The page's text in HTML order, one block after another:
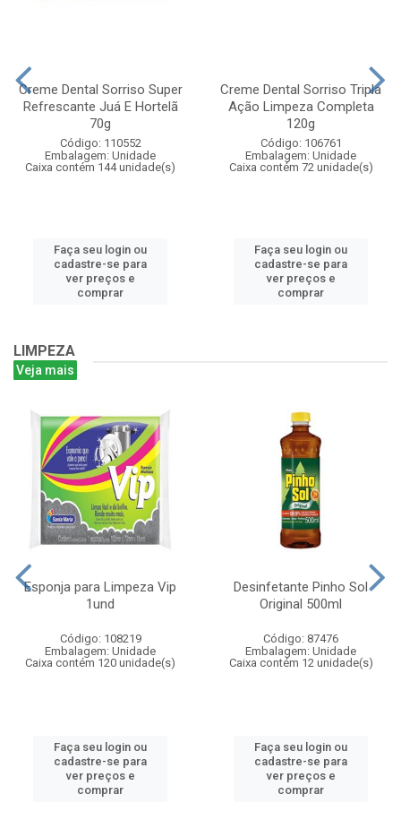
Creme Dental Sorriso Super
Refrescante Juá E Hortelã
70g
Código: 110552
Embalagem: Unidade
Caixa contém 144 unidade(s)
Faça seu login ou
cadastre-se para
ver preços e
comprar
Creme Dental Sorriso Tripla
Ação Limpeza Completa
120g
Código: 106761
Embalagem: Unidade
Caixa contém 72 unidade(s)
Faça seu login ou
cadastre-se para
ver preços e
comprar
LIMPEZA
Veja mais
Esponja para Limpeza Vip
1und
Código: 108219
Embalagem: Unidade
Caixa contém 120 unidade(s)
Faça seu login ou
cadastre-se para
ver preços e
comprar
Desinfetante Pinho Sol
Original 500ml
Código: 87476
Embalagem: Unidade
Caixa contém 12 unidade(s)
Faça seu login ou
cadastre-se para
ver preços e
comprar